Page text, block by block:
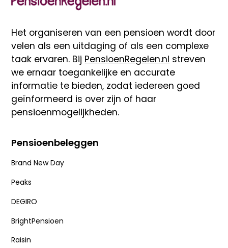
Het organiseren van een pensioen wordt door
velen als een uitdaging of als een complexe
taak ervaren. Bij PensioenRegelen.nl streven
we ernaar toegankelijke en accurate
informatie te bieden, zodat iedereen goed
geïnformeerd is over zijn of haar
pensioenmogelijkheden.
Pensioenbeleggen
Brand New Day
Peaks
DEGIRO
BrightPensioen
Raisin